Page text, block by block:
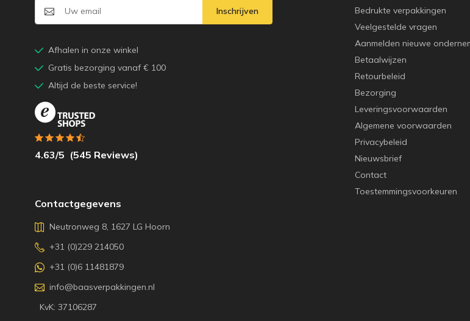
Bedrukte verpakkingen
Veelgestelde vragen
Aanmelden nieuwe
Betaalwijzen
Retourbeleid
Bezorging
Leveringsvoorwaarden
Algemene voorwaarden
Privacybeleid
Nieuwsbrief
Contact
Toestemmingsvoorkeuren
Contactgegevens
Neutronweg 8, 1627 LG Hoorn
+31 (0)229 214050
+31 (0)6 11481879
info@baasverpakkingen.nl
KvK: 37106287
Inschrijven
Afhalen in onze winkel
Gratis bezorging vanaf € 100
Altijd de beste service!
4.63/5 (545 Reviews)